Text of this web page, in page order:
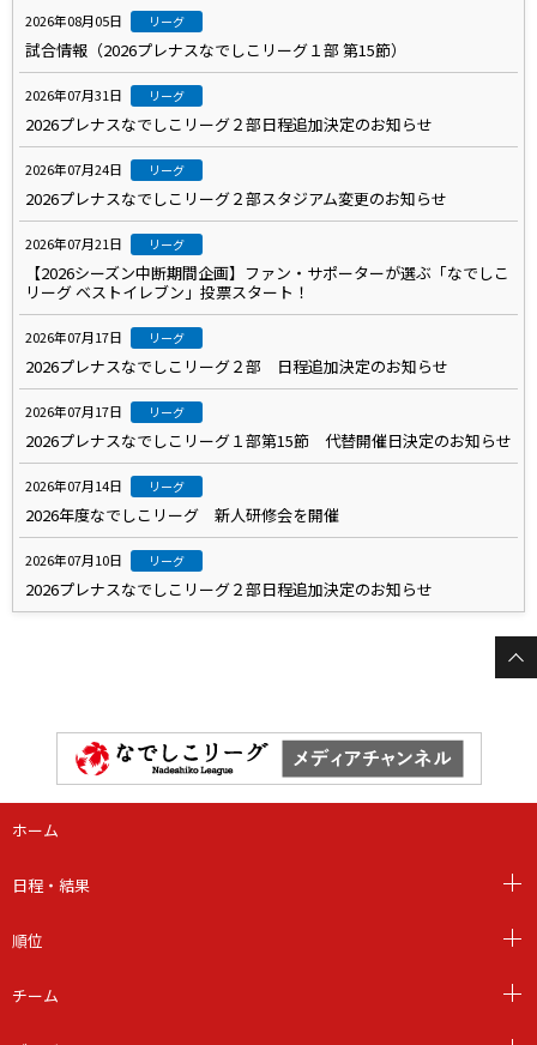
2026年08月05日 リーグ
試合情報（2026プレナスなでしこリーグ１部 第15節）
2026年07月31日 リーグ
2026プレナスなでしこリーグ２部日程追加決定のお知らせ
2026年07月24日 リーグ
2026プレナスなでしこリーグ２部スタジアム変更のお知らせ
2026年07月21日 リーグ
【2026シーズン中断期間企画】ファン・サポーターが選ぶ「なでしこ
リーグ ベストイレブン」投票スタート！
2026年07月17日 リーグ
2026プレナスなでしこリーグ２部 日程追加決定のお知らせ
2026年07月17日 リーグ
2026プレナスなでしこリーグ１部第15節 代替開催日決定のお知らせ
2026年07月14日 リーグ
2026年度なでしこリーグ 新人研修会を開催
2026年07月10日 リーグ
2026プレナスなでしこリーグ２部日程追加決定のお知らせ
ホーム
日程・結果
順位
チーム